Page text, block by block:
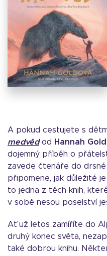
A pokud cestujete s
medvědod Hannah
dojemný příběh o
zavede čtenáře do
připomene, jak důležité
to jedna z těch knih,
v sobě nesou poselství
Ať už letos zamíříte do
druhý konec světa,
také dobrou knihu.